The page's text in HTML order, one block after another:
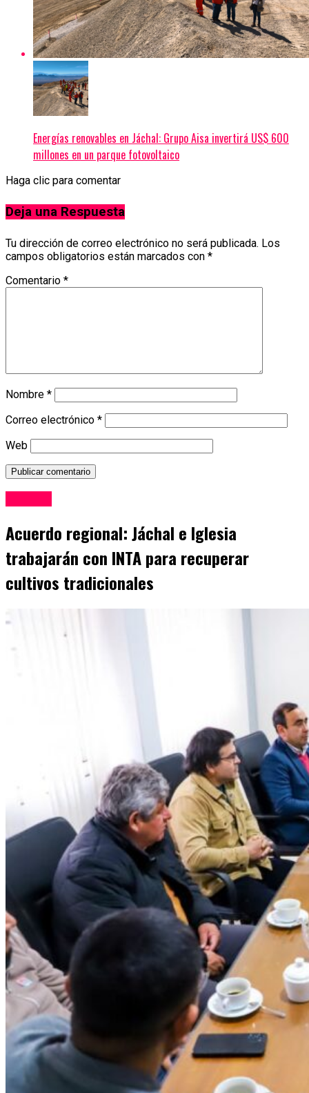
Energías renovables en Jáchal: Grupo Aisa invertirá US$ 600
millones en un parque fotovoltaico
Haga clic para comentar
Deja una Respuesta
Tu dirección de correo electrónico no será publicada. Los
campos obligatorios están marcados con *
Comentario *
Nombre *
Correo electrónico *
Web
Acuerdo regional: Jáchal e Iglesia
trabajarán con INTA para recuperar
cultivos tradicionales